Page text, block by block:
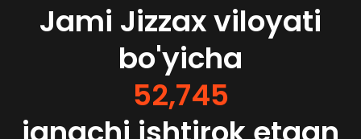
Jami Jizzax viloyati
bo'yicha
52,745